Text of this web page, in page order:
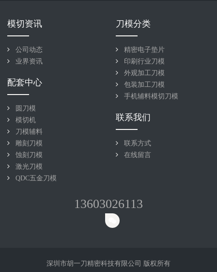
模切资讯
公司动态
业界资讯
刀模分类
精密电子垫片
印刷行业刀模
外观加工刀模
包装加工刀模
手机辅料模切刀模
配套中心
圆刀模
模切机
刀模辅料
雕刻刀模
蚀刻刀模
激光刀模
QDC五金刀模
联系我们
联系方式
在线留言
13603026113
深圳市胡一刀精密科技有限公司 版权所有